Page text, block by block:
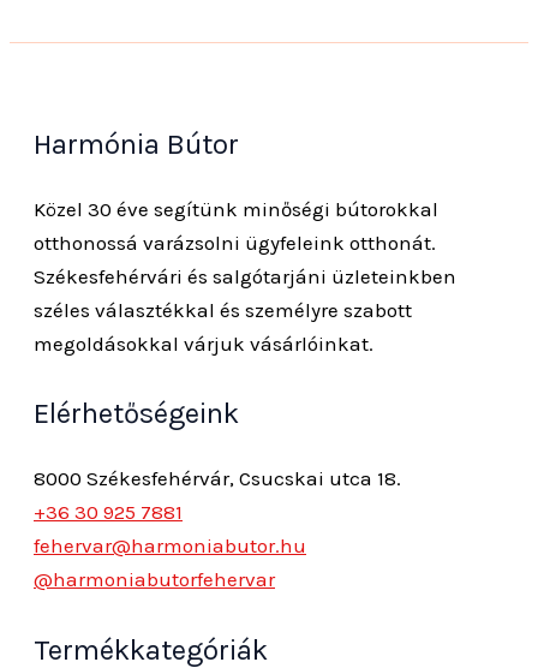
Harmónia Bútor
Közel 30 éve segítünk minőségi bútorokkal
otthonossá varázsolni ügyfeleink otthonát.
Székesfehérvári és salgótarjáni üzleteinkben
széles választékkal és személyre szabott
megoldásokkal várjuk vásárlóinkat.
Elérhetőségeink
8000 Székesfehérvár, Csucskai utca 18.
+36 30 925 7881
fehervar@harmoniabutor.hu
@harmoniabutorfehervar
Termékkategóriák